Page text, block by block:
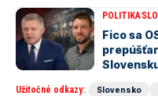
POLITIKA
Fico sa
Užitočné odkazy: Slovensko